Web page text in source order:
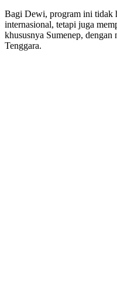
Bagi Dewi, program ini tidak
internasional, tetapi juga
khususnya Sumenep, dengan
Tenggara.